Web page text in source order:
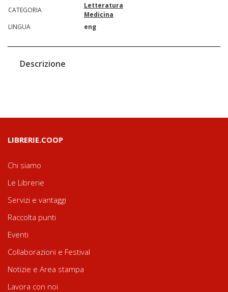
CATEGORIA
Letteratura
Medicina
LINGUA
eng
Descrizione
LIBRERIE.COOP
Chi siamo
Le Librerie
Servizi e vantaggi
Raccolta punti
Eventi
Collaborazioni e Festival
Notizie e Area stampa
Lavora con noi